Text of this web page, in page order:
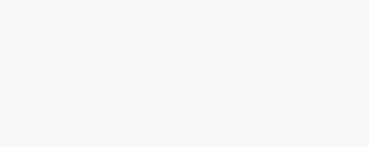
z elastanem. 100% bawełna,
30 stopniach. Nie suszyć w
o temp. do 150 stopni. Nie